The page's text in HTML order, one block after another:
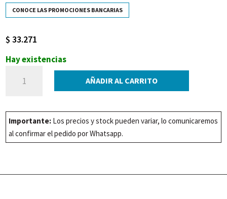
CONOCE LAS PROMOCIONES BANCARIAS
$ 33.271
Hay existencias
ZP8
cantidad
AÑADIR AL CARRITO
Importante: Los precios y stock pueden variar, lo comunicaremos
al confirmar el pedido por Whatsapp.